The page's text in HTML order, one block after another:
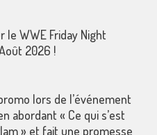
le WWE Friday Night
2026 !
lors de l’événement
abordant « Ce qui s’est
» et fait une promesse